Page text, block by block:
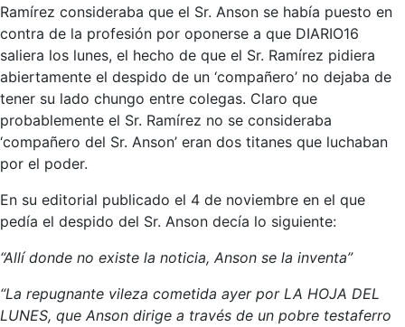
Ramírez consideraba que el Sr. Anson se había puesto en
contra de la profesión por oponerse a que DIARIO16
saliera los lunes, el hecho de que el Sr. Ramírez pidiera
abiertamente el despido de un ‘compañero’ no dejaba de
tener su lado chungo entre colegas. Claro que
probablemente el Sr. Ramírez no se consideraba
‘compañero del Sr. Anson’ eran dos titanes que luchaban
por el poder.
En su editorial publicado el 4 de noviembre en el que
pedía el despido del Sr. Anson decía lo siguiente:
“Allí donde no existe la noticia, Anson se la inventa”
“La repugnante vileza cometida ayer por LA HOJA DEL
LUNES, que Anson dirige a través de un pobre testaferro